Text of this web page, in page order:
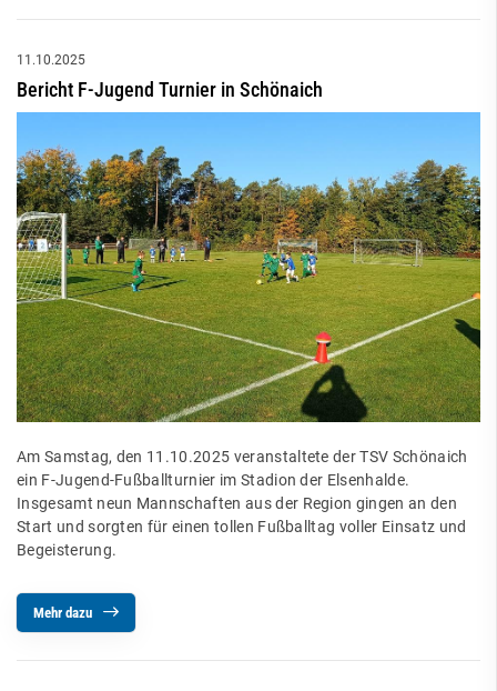
11.10.2025
Bericht F-Jugend Turnier in Schönaich
Am Samstag, den 11.10.2025 veranstaltete der TSV Schönaich
ein F-Jugend-Fußballturnier im Stadion der Elsenhalde.
Insgesamt neun Mannschaften aus der Region gingen an den
Start und sorgten für einen tollen Fußballtag voller Einsatz und
Begeisterung.
Mehr dazu